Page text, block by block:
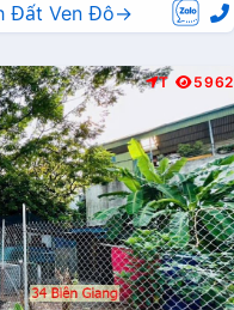
Đất Ven Đô→
T 5962